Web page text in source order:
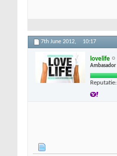
7th June 2012, 10:17
lovelife
Ambasador
Reputatie: